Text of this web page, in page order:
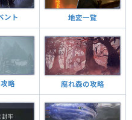
ント 地変一覧
略 腐れ森の攻略